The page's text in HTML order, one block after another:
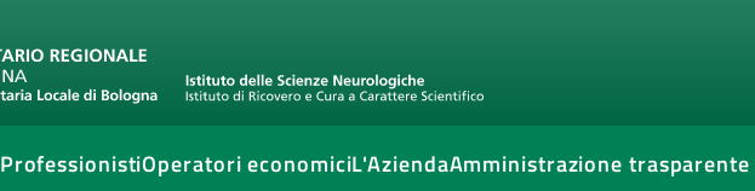
ProfessionistiOperatori economiciL'AziendaAmministrazione trasparente